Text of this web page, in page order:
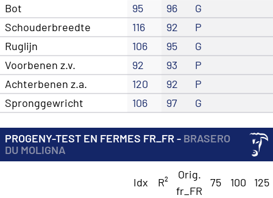
Bot
95 96
G
Schouderbreedte
116 92
P
Ruglijn
106 95
G
Voorbenen z.v.
92 93
P
Achterbenen z.a.
120 92
P
Spronggewricht
106 97 G
PROGENY-TEST EN FERMES FR_FR - BRASERO
DU MOLIGNA
Idx R²
Orig.
fr_FR
75 100 125